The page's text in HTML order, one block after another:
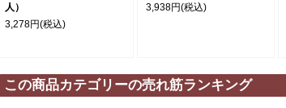
人）
3,278円(税込)
3,938円(税込)
この商品カテゴリーの売れ筋ランキング